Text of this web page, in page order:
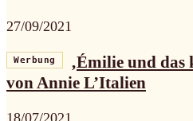
27/09/2021
Werbung
‚Émilie und das
von Annie L’Italien
18/07/2021